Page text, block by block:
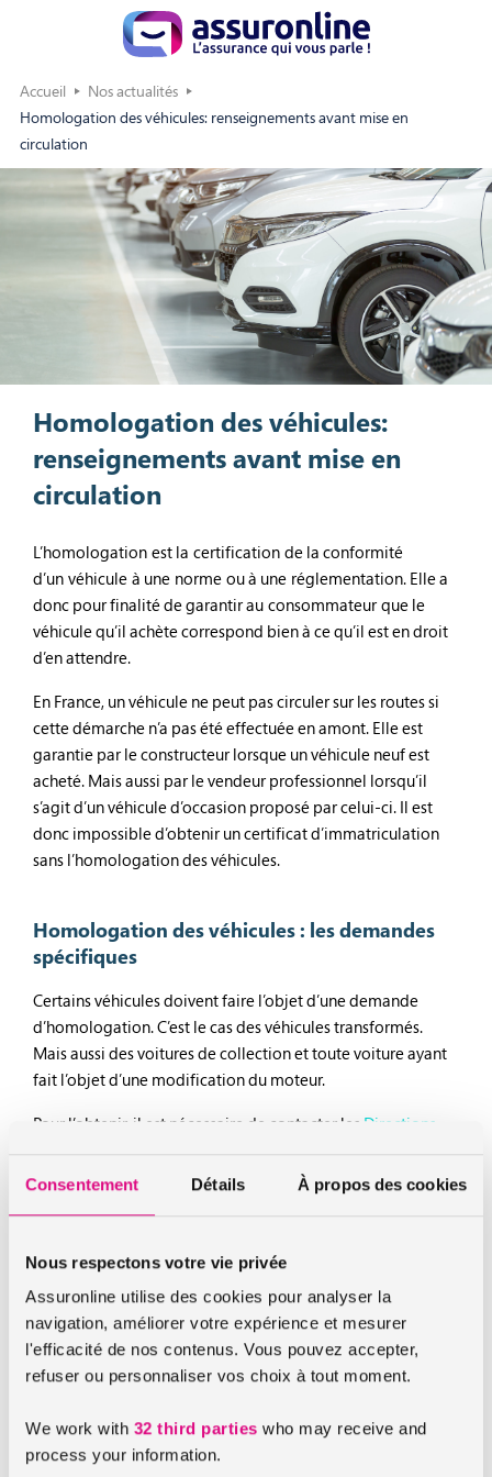
Consentement Détails À propos des cookies
Nous respectons votre vie privée
Assuronline utilise des cookies pour analyser la
navigation, améliorer votre expérience et mesurer
l'efficacité de nos contenus. Vous pouvez accepter,
refuser ou personnaliser vos choix à tout moment.
We work with 32 third parties who may receive and
process your information.
Accueil
Nos actualités
Homologation des véhicules: renseignements avant mise en
circulation
Homologation des véhicules:
renseignements avant mise en
circulation
L’homologation est la certification de la conformité
d’un véhicule à une norme ou à une réglementation. Elle a
donc pour finalité de garantir au consommateur que le
véhicule qu’il achète correspond bien à ce qu’il est en droit
d’en attendre.
En France, un véhicule ne peut pas circuler sur les routes si
cette démarche n’a pas été effectuée en amont. Elle est
garantie par le constructeur lorsque un véhicule neuf est
acheté. Mais aussi par le vendeur professionnel lorsqu’il
s’agit d’un véhicule d’occasion proposé par celui-ci. Il est
donc impossible d’obtenir un certificat d’immatriculation
sans l’homologation des véhicules.
Homologation des véhicules : les demandes
spécifiques
Certains véhicules doivent faire l’objet d’une demande
d’homologation. C’est le cas des véhicules transformés.
Mais aussi des voitures de collection et toute voiture ayant
fait l’objet d’une modification du moteur.
Pour l’obtenir, il est nécessaire de contacter les Directions
Logementde votre région. Pour cette demande il faudra
grise) ou la notice du constructeur
Les preuves d’installation des équipements
obligatoires
validité